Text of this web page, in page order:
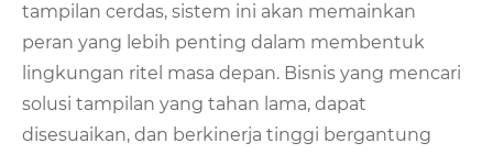
tampilan cerdas, sistem ini akan memainkan
peran yang lebih penting dalam membentuk
lingkungan ritel masa depan. Bisnis yang mencari
solusi tampilan yang tahan lama, dapat
disesuaikan, dan berkinerja tinggi bergantung